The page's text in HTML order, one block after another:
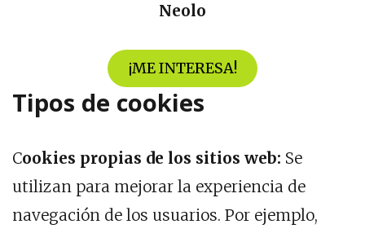
Neolo
¡ME INTERESA!
Tipos de cookies
Cookies propias de los sitios web: Se
utilizan para mejorar la experiencia de
navegación de los usuarios. Por ejemplo,